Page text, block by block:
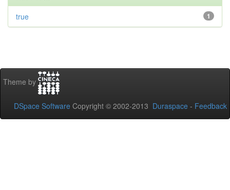
1
true
Theme by
DSpace Software Copyright © 2002-2013 Duraspace - Feedback